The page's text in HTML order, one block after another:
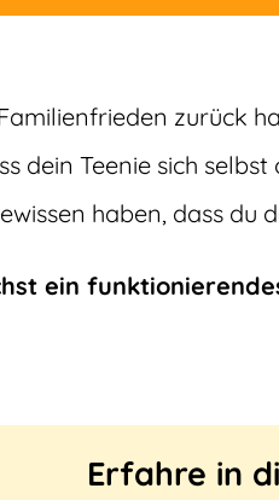
zurück
dein Teenie sich
haben, dass du
ein
Erfahre in